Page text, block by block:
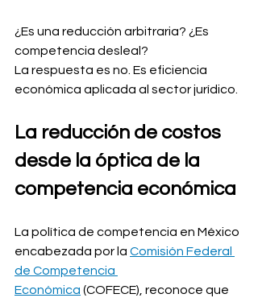
¿Es una reducción arbitraria? ¿Es
competencia desleal?
La respuesta es no. Es eficiencia
económica aplicada al sector jurídico.
La reducción de costos
desde la óptica de la
competencia económica
La política de competencia en México
encabezada por la Comisión Federal
de Competencia
Económica (COFECE), reconoce que